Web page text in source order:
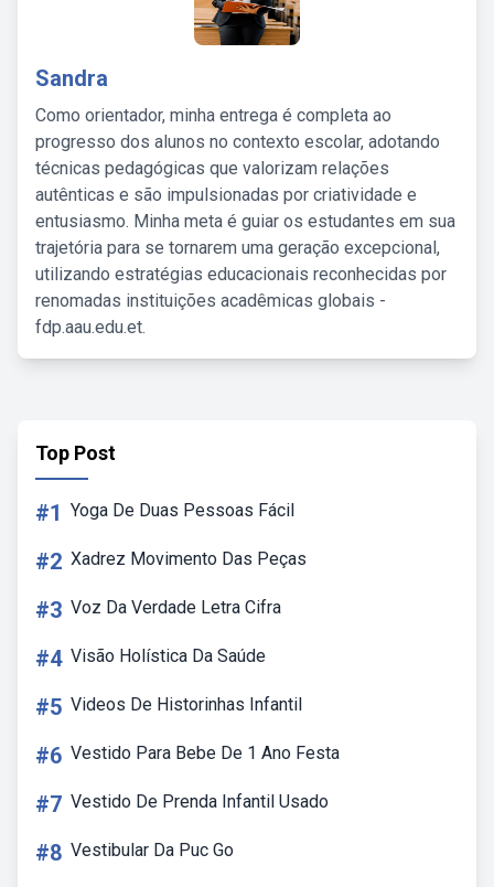
Sandra
Como orientador, minha entrega é completa ao
progresso dos alunos no contexto escolar, adotando
técnicas pedagógicas que valorizam relações
autênticas e são impulsionadas por criatividade e
entusiasmo. Minha meta é guiar os estudantes em sua
trajetória para se tornarem uma geração excepcional,
utilizando estratégias educacionais reconhecidas por
renomadas instituições acadêmicas globais -
fdp.aau.edu.et.
Top Post
#1 Yoga De Duas Pessoas Fácil
#2 Xadrez Movimento Das Peças
#3 Voz Da Verdade Letra Cifra
#4 Visão Holística Da Saúde
#5 Videos De Historinhas Infantil
#6 Vestido Para Bebe De 1 Ano Festa
#7 Vestido De Prenda Infantil Usado
#8 Vestibular Da Puc Go